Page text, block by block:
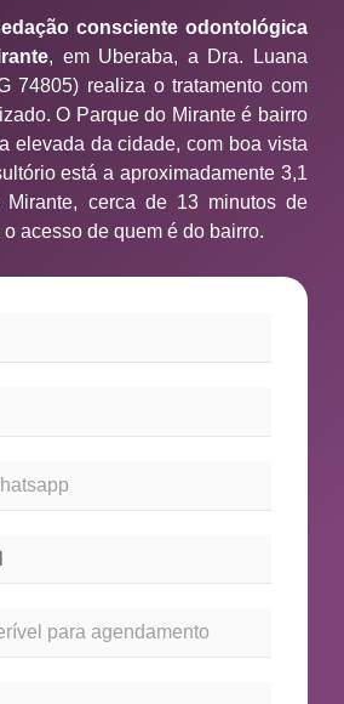
consciente odontológica
, em Uberaba, a Dra. Luana
74805) realiza o tratamento com
O Parque do Mirante é bairro
elevada da cidade, com boa vista
está a aproximadamente 3,1
cerca de 13 minutos de
acesso de quem é do bairro.